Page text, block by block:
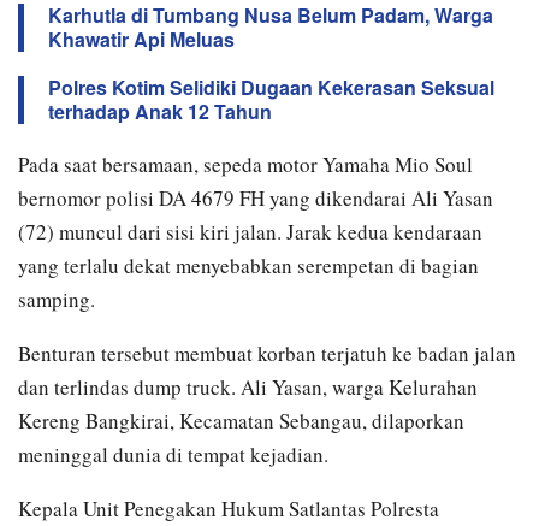
Karhutla di Tumbang Nusa Belum Padam, Warga
Khawatir Api Meluas
Polres Kotim Selidiki Dugaan Kekerasan Seksual
terhadap Anak 12 Tahun
Pada saat bersamaan, sepeda motor Yamaha Mio Soul
bernomor polisi DA 4679 FH yang dikendarai Ali Yasan
(72) muncul dari sisi kiri jalan. Jarak kedua kendaraan
yang terlalu dekat menyebabkan serempetan di bagian
samping.
Benturan tersebut membuat korban terjatuh ke badan jalan
dan terlindas dump truck. Ali Yasan, warga Kelurahan
Kereng Bangkirai, Kecamatan Sebangau, dilaporkan
meninggal dunia di tempat kejadian.
Kepala Unit Penegakan Hukum Satlantas Polresta